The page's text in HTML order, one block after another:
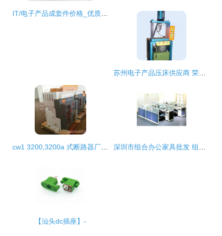
【汕头dc插座】-